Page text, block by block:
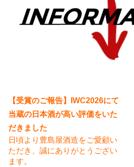
【受賞のご報告】IWC2026にて
当蔵の日本酒が高い評価をいた
だきました
日頃より豊島屋酒造をご愛顧い
ただき、誠にありがとうござい
ます。